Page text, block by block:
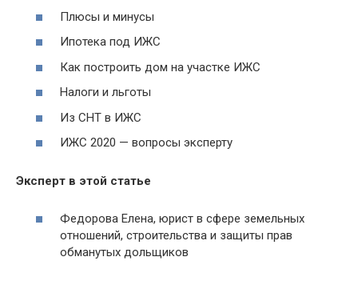
Плюсы и минусы
Ипотека под ИЖС
Как построить дом на участке ИЖС
Налоги и льготы
Из СНТ в ИЖС
ИЖС 2020 — вопросы эксперту
Эксперт в этой статье
Федорова Елена, юрист в сфере земельных
отношений, строительства и защиты прав
обманутых дольщиков